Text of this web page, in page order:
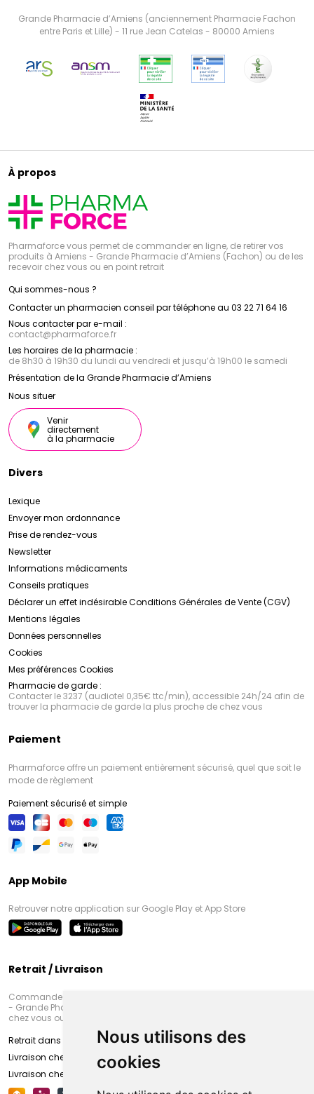
Nous utilisons des
cookies
Grande Pharmacie d’Amiens (anciennement Pharmacie Fachon
entre Paris et Lille) - 11 rue Jean Catelas - 80000 Amiens
À propos
Pharmaforce vous permet de commander en ligne, de retirer vos
produits à Amiens - Grande Pharmacie d’Amiens (Fachon) ou de les
recevoir chez vous ou en point retrait
Qui sommes-nous ?
Contacter un pharmacien conseil par téléphone au 03 22 71 64 16
Nous contacter par e-mail :
contact@pharmaforce.fr
Les horaires de la pharmacie :
de 8h30 à 19h30 du lundi au vendredi et jusqu’à 19h00 le samedi
Présentation de la Grande Pharmacie d’Amiens
Nous situer
Venir
directement
à la pharmacie
Divers
Lexique
Envoyer mon ordonnance
Prise de rendez-vous
Newsletter
Informations médicaments
Conseils pratiques
Déclarer un effet indésirableConditions Générales de Vente (CGV)
Mentions légales
Données personnelles
Cookies
Mes préférences Cookies
Pharmacie de garde :
Contacter le 3237 (audiotel 0,35€ ttc/min), accessible 24h/24 afin de
trouver la pharmacie de garde la plus proche de chez vous
Paiement
Pharmaforce offre un paiement entièrement sécurisé, quel que soit le
mode de règlement
Paiement sécurisé et simple
App Mobile
Retrouver notre application sur Google Play et App Store
Retrait / Livraison
Commandez en ligne et venez chercher votre commande à Amiens
- Grande Pharmacie d’Amiens (Fachon) ou recevez-là rapidement
chez vous ou en point retrait
Retrait dans la pharmacie d’Amiens
Livraison chez vous
Livraison chez votre commerçant